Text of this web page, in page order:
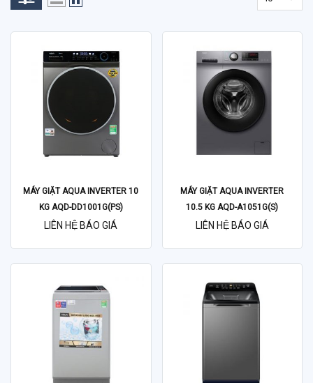
MÁY GIẶT AQUA INVERTER 10
KG AQD-DD1001G(PS)
LIÊN HỆ BÁO GIÁ
MÁY GIẶT AQUA INVERTER
10.5 KG AQD-A1051G(S)
LIÊN HỆ BÁO GIÁ